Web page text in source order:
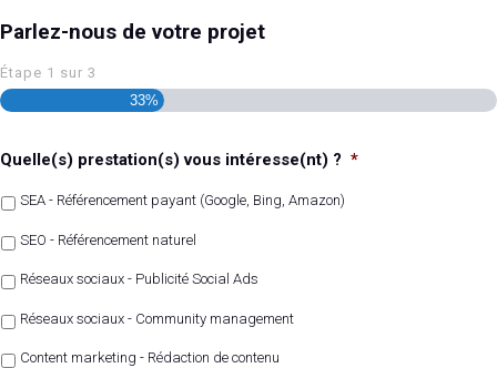
Parlez-nous de votre projet
Étape 1 sur 3
33%
Quelle(s) prestation(s) vous intéresse(nt) ? *
SEA - Référencement payant (Google, Bing, Amazon)
SEO - Référencement naturel
Réseaux sociaux - Publicité Social Ads
Réseaux sociaux - Community management
Content marketing - Rédaction de contenu